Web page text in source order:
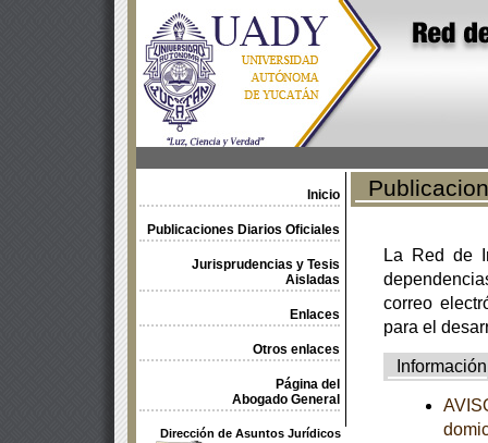
Inicio
Publicaciones Diarios Oficiales
Jurisprudencias y Tesis
Aisladas
Enlaces
Otros enlaces
Página del
Abogado General
Dirección de Asuntos Jurídicos
La Red de
correo
para el
Información